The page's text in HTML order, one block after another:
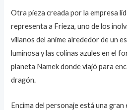
Otra pieza creada por la empresa
representa a Frieza, uno de los
villanos del anime alrededor de un
luminosa y las colinas azules en el
planeta Namek donde viajó para
dragón.
Encima del personaje está una gran